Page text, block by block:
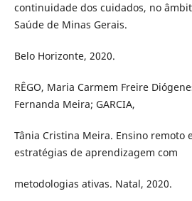
continuidade dos cuidados, no
Saúde de Minas Gerais.
Belo Horizonte, 2020.
RÊGO, Maria Carmem Freire
Fernanda Meira; GARCIA,
Tânia Cristina Meira. Ensino remoto
estratégias de aprendizagem com
metodologias ativas. Natal, 2020.